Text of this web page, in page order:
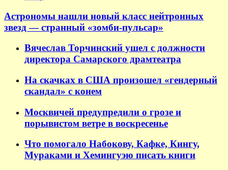
Астрономы нашли новый класс нейтронных
звезд — странный «зомби-пульсар»
Вячеслав Торчинский ушел с должности
директора Самарского драмтеатра
На скачках в США произошел «гендерный
скандал» с конем
Москвичей предупредили о грозе и
порывистом ветре в воскресенье
Что помогало Набокову, Кафке, Кингу,
Мураками и Хемингуэю писать книги